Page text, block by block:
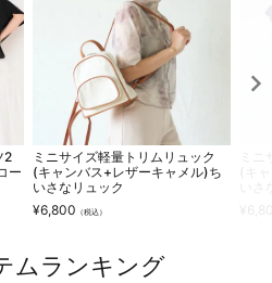
2
ー
ミニサイズ軽量トリムリュック
(キャンバス+レザーキャメル)ち
いさなリュック
¥6,800 （税込）
ムランキング